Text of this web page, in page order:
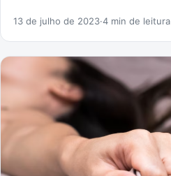
13 de julho de 2023·4 min de leitura